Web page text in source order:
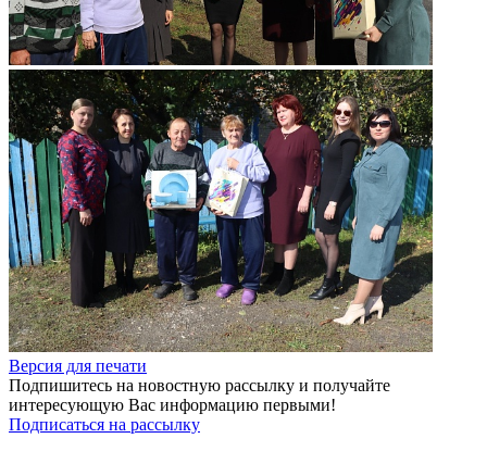
Версия для печати
Подпишитесь на новостную рассылку и получайте
интересующую Вас информацию первыми!
Подписаться на рассылку